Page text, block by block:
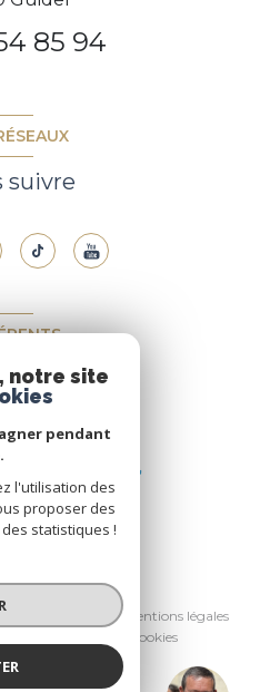
Paul DA SILVA
85 94
suivre
droits réservés
partenaires
Mentions légales
Cookies
notre site
pendant
l'utilisation des
proposer des
statistiques !